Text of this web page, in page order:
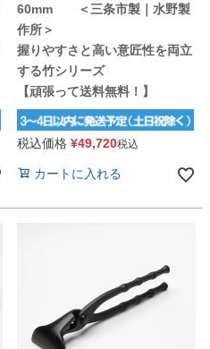
60mm ＜三条市製｜水野製
作所＞
握りやすさと高い意匠性を両立
する竹シリーズ
【頑張って送料無料！】
税込価格 ¥49,720税込
カートに入れる